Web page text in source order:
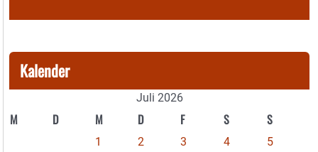
Kalender
Juli 2026
M D M D F S S
1 2 3 4
5